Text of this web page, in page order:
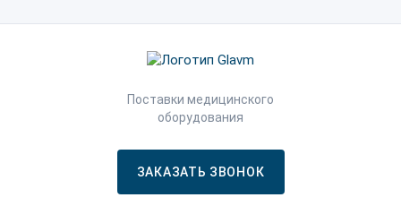
Поставки медицинского
оборудования
ЗАКАЗАТЬ ЗВОНОК